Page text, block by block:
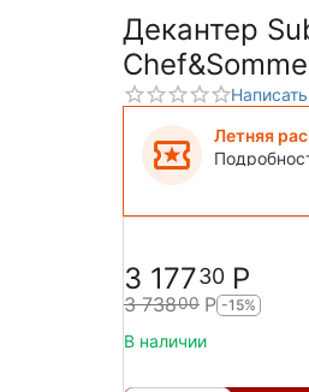
Декантер
Летняя
3 17730 Р
3 73800 Р -15%
В наличии